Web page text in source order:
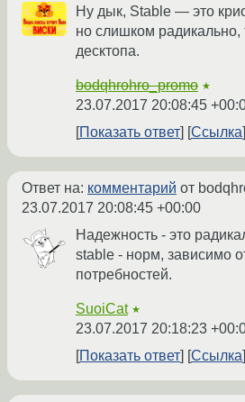
Ну дык, Stable — это
но слишком радикально,
десктопа.
bodqhrohro_promo ★
23.07.2017 20:08:45
Показать ответ
Ссылка
Ответ на: комментарий от
23.07.2017 20:08:45 +00:00
Надежность - это
stable - норм, зависимо
потребностей.
SuoiCat ★
23.07.2017 20:18:23
Показать ответ
Ссылка